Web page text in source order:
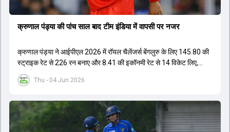
Thu - 04 Jun 2026
क्रुणाल पंड्या की पांच साल बाद टीम इंडिया में वापसी पर नजर
क्रुणाल पंड्या ने आईपीएल 2026 में रॉयल चैलेंजर्स बेंगलुरु के लिए 145.80 की
स्ट्राइक रेट से 226 रन बनाए और 8.41 की इकॉनमी रेट से 14 विकेट लिए,
जिससे RCB ने अपना लगातार दूसरा IPL टाइटल जीता.